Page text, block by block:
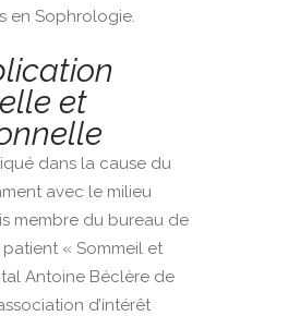
en Sophrologie.
et
dans la cause du
avec le milieu
membre du bureau de
patient « Sommeil et
Antoine Béclère de
d’intérêt